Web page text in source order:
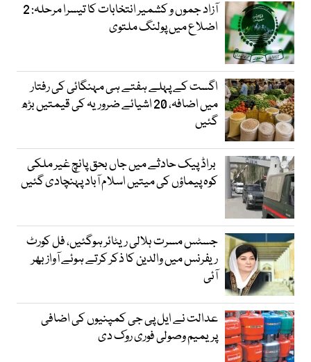
آزاد جموں و کشمیر انتخابات کا تیسرا مرحلہ: 2
اضلاع میں پولنگ ملتوی
اگست کے پہلے ہفتے ہی مہنگائی کی رفتار
میں اضافہ، 20 اشیائے ضروریہ کی قیمتیں بڑھ
گئیں
براڈ پیک حادثے میں جاں بحق پانچ غیر ملکی
کوہ پیماؤں کی میتیں اسلام آباد پہنچادی گئیں
جسٹس مسرت ہلالی ریٹائر ہوگئیں، فل کورٹ
ریفرنس میں والدین کا ذکر کرتے ہوئے آواز بھر
آئی
عدالت نے ایل پی جی کمپنیوں کی اضافی
پریمیم وصولی فوری روک دی